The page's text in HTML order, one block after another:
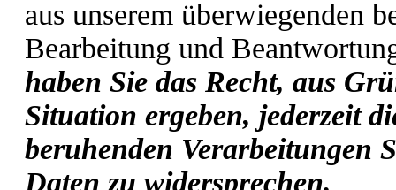
aus unserem überwiegenden
Bearbeitung und
haben Sie das Recht, aus
Situation ergeben, jederzeit
beruhenden Verarbeitungen
Daten zu widersprechen.